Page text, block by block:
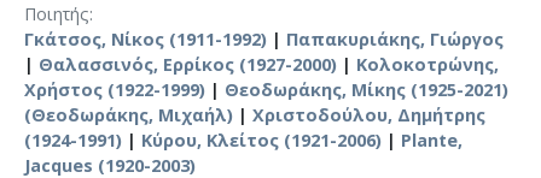
Ποιητής
Γκάτσος, Νίκος (1911-1992) | Παπακυριάκης, Γιώργος
| Θαλασσινός, Ερρίκος (1927-2000) | Κολοκοτρώνης,
Χρήστος (1922-1999) | Θεοδωράκης, Μίκης (1925-2021)
(Θεοδωράκης, Μιχαήλ) | Χριστοδούλου, Δημήτρης
(1924-1991) | Κύρου, Κλείτος (1921-2006) | Plante,
Jacques (1920-2003)